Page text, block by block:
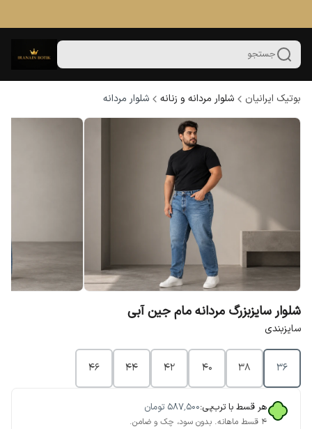
جستجو
بوتیک ایرانیان شلوار مردانه و زنانه شلوار مردانه
شلوار سایزبزرگ مردانه مام جین آبی
سایزبندی
36
38
40
42
44
46
هر قسط با ترب‌پی:۵۸۷٬۵۰۰ تومان
۴ قسط ماهانه. بدون سود، چک و ضامن.